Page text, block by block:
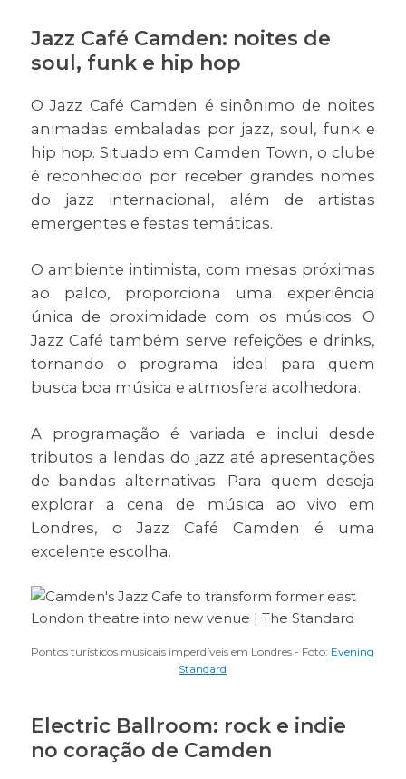
Jazz Café Camden: noites de
soul, funk e hip hop
O Jazz Café Camden é sinônimo de noites
animadas embaladas por jazz, soul, funk e
hip hop. Situado em Camden Town, o clube
é reconhecido por receber grandes nomes
do jazz internacional, além de artistas
emergentes e festas temáticas.
O ambiente intimista, com mesas próximas
ao palco, proporciona uma experiência
única de proximidade com os músicos. O
Jazz Café também serve refeições e drinks,
tornando o programa ideal para quem
busca boa música e atmosfera acolhedora.
A programação é variada e inclui desde
tributos a lendas do jazz até apresentações
de bandas alternativas. Para quem deseja
explorar a cena de música ao vivo em
Londres, o Jazz Café Camden é uma
excelente escolha.
Pontos turísticos musicais imperdíveis em Londres - Foto: Evening
Standard
Electric Ballroom: rock e indie
no coração de Camden